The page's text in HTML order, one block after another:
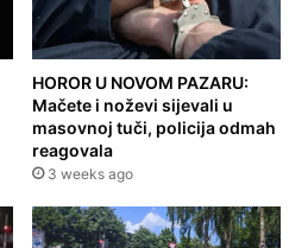
HOROR U NOVOM PAZARU:
Mačete i noževi sijevali u
masovnoj tuči, policija odmah
reagovala
3 weeks ago